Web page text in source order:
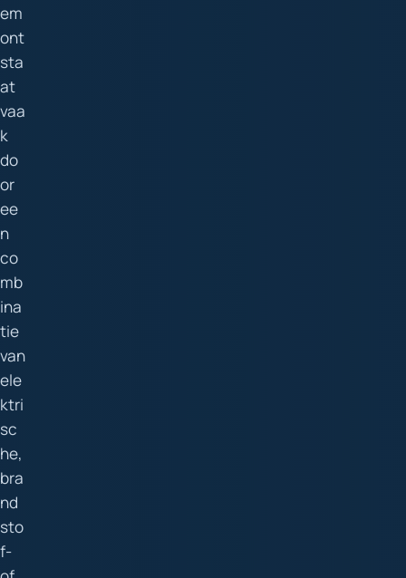
em
ont
sta
at
vaa
k
do
or
ee
n
co
mb
ina
tie
van
ele
ktri
sc
he,
bra
nd
sto
f-